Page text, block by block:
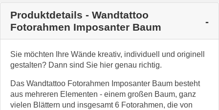
Produktdetails - Wandtattoo
Fotorahmen Imposanter Baum
Sie möchten Ihre Wände kreativ, individuell und originell
gestalten? Dann sind Sie hier genau richtig.
Das Wandtattoo Fotorahmen Imposanter Baum besteht
aus mehreren Elementen - einem großen Baum, ganz
vielen Blättern und insgesamt 6 Fotorahmen, die von